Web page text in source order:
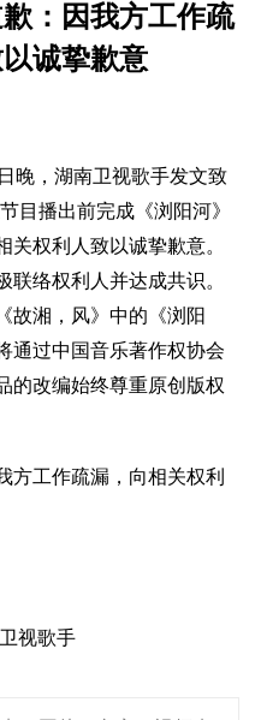
：因我方工作疏
诚挚歉意
晚，湖南卫视歌手发文致
目播出前完成《浏阳河》
权利人致以诚挚歉意。
络权利人并达成共识。
故湘，风》中的《浏阳
通过中国音乐著作权协会
的改编始终尊重原创版权
视歌手